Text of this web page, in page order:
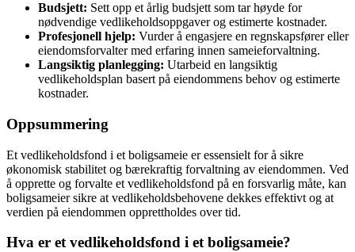
Budsjett: Sett opp et årlig budsjett som tar høyde for
nødvendige vedlikeholdsoppgaver og estimerte kostnader.
Profesjonell hjelp: Vurder å engasjere en regnskapsfører eller
eiendomsforvalter med erfaring innen sameieforvaltning.
Langsiktig planlegging: Utarbeid en langsiktig
vedlikeholdsplan basert på eiendommens behov og estimerte
kostnader.
Oppsummering
Et vedlikeholdsfond i et boligsameie er essensielt for å sikre
økonomisk stabilitet og bærekraftig forvaltning av eiendommen. Ved
å opprette og forvalte et vedlikeholdsfond på en forsvarlig måte, kan
boligsameier sikre at vedlikeholdsbehovene dekkes effektivt og at
verdien på eiendommen opprettholdes over tid.
Hva er et vedlikeholdsfond i et boligsameie?